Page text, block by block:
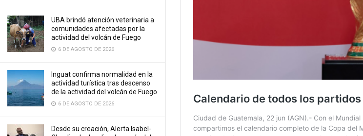
UBA brindó atención veterinaria a
comunidades afectadas por la
actividad del volcán de Fuego
6 DE AGOSTO DE 2026
Inguat confirma normalidad en la
actividad turística tras descenso
de la actividad del volcán de Fuego
6 DE AGOSTO DE 2026
Desde su creación, Alerta Isabel-